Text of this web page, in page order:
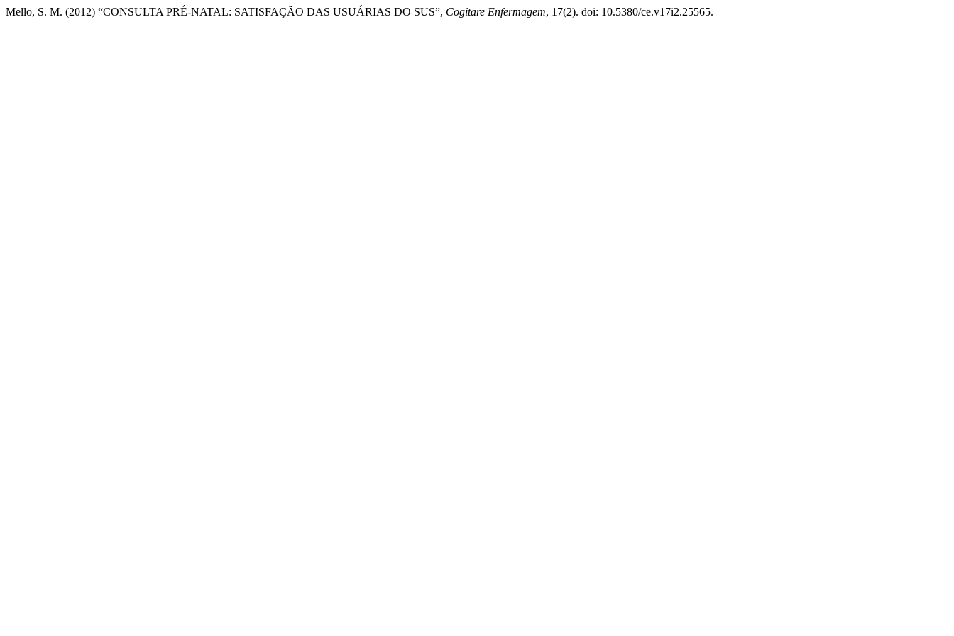
Mello, S. M. (2012) “CONSULTA PRÉ-NATAL: SATISFAÇÃO DAS USUÁRIAS DO SUS”, Cogitare Enfermagem, 17(2). doi: 10.5380/ce.v17i2.25565.